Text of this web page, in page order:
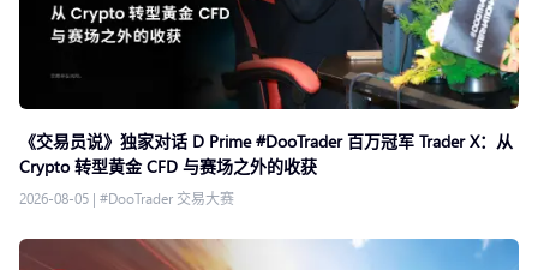
《交易员说》独家对话 D Prime #DooTrader 百万冠军 Trader X：从
Crypto 转型黄金 CFD 与赛场之外的收获
2026-08-05 | #DooTrader 交易大赛